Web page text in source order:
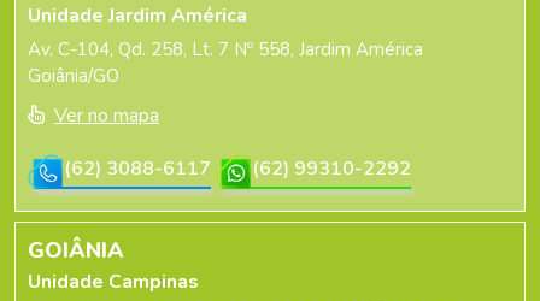
Unidade Jardim América
Av. C-104, Qd. 258, Lt. 7 Nº 558, Jardim América
Goiânia/GO
Ver no mapa
(62) 3088-6117
(62) 99310-2292
GOIÂNIA
Unidade Campinas